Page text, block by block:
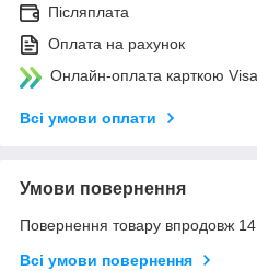
Післяплата
Оплата на рахунок
Онлайн-оплата карткою
Всі умови оплати
Умови повернення
Повернення товару впродовж 14
Всі умови повернення